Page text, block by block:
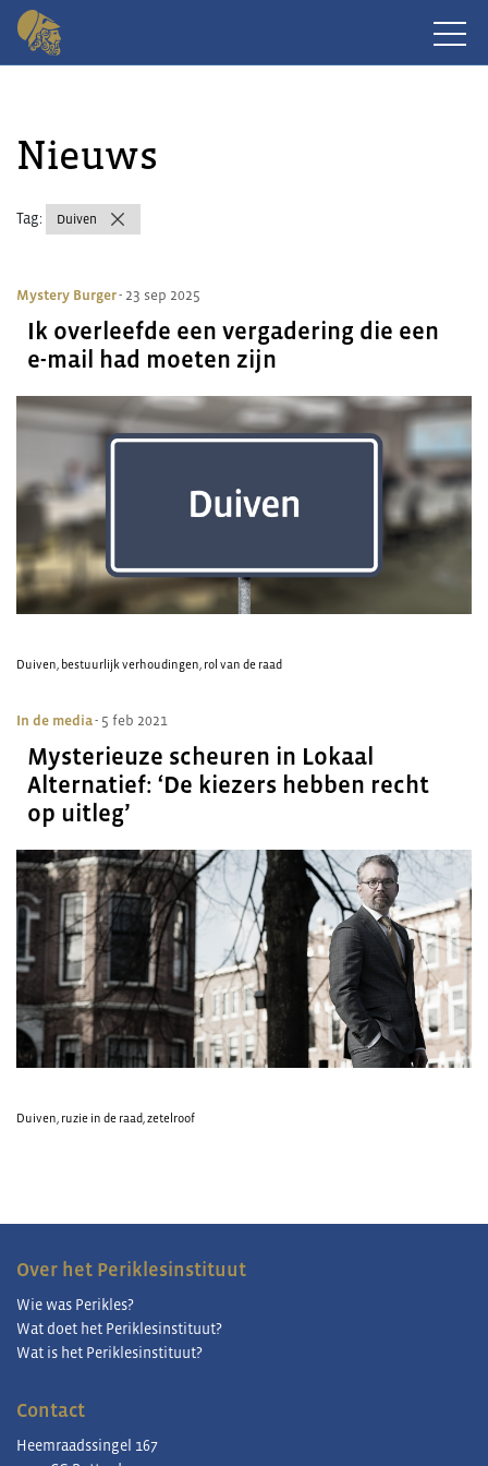
Nieuws
Tag: Duiven
Mystery Burger- 23 sep 2025
Ik overleefde een vergadering die een
e-mail had moeten zijn
Duiven, bestuurlijk verhoudingen, rol van de raad
In de media- 5 feb 2021
Mysterieuze scheuren in Lokaal
Alternatief: ‘De kiezers hebben recht
op uitleg’
Duiven, ruzie in de raad,zetelroof
Over het Periklesinstituut
Wie was Perikles?
Wat doet het Periklesinstituut?
Wat is het Periklesinstituut?
Contact
Heemraadssingel 167